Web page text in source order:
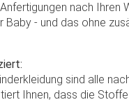
nach Ihren
- und das ohne
sind alle
Ihnen, dass die